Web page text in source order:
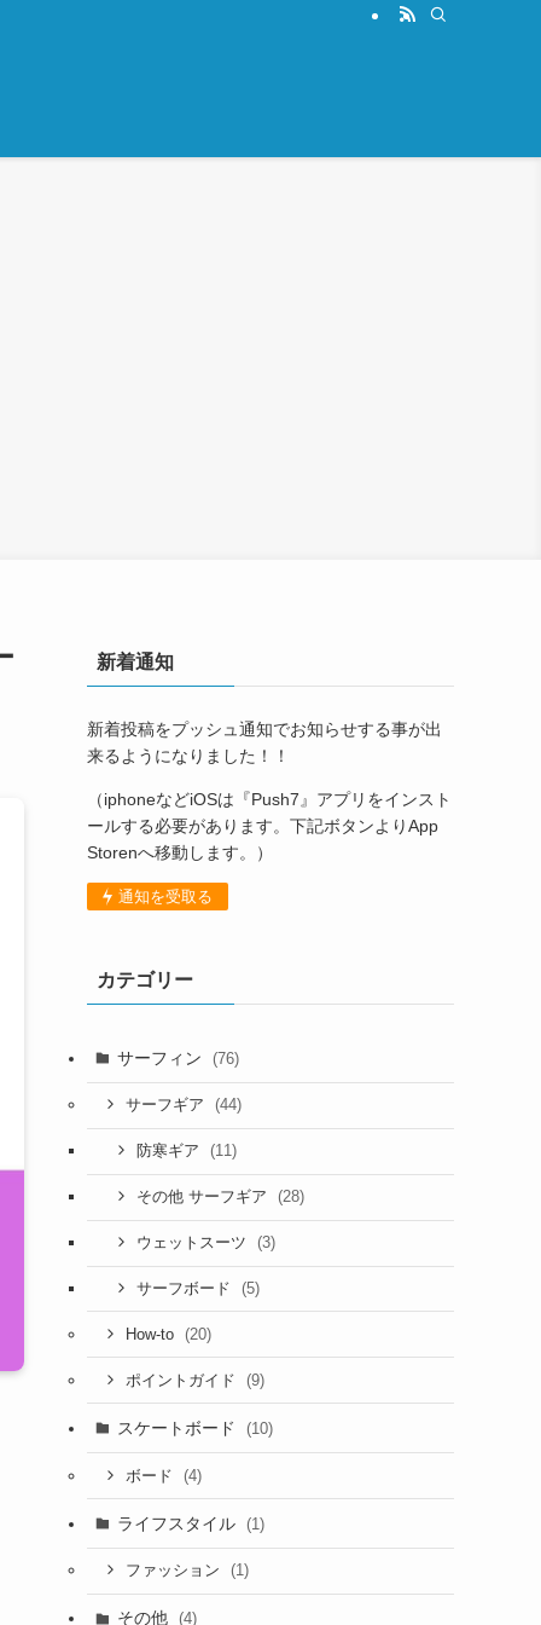
新着通知
新着投稿をプッシュ通知でお知らせする事が出
来るようになりました！！
（iphoneなどiOSは『Push7』アプリをインスト
ールする必要があります。下記ボタンよりApp
Storenへ移動します。）
通知を受取る
カテゴリー
サーフィン (76)
サーフギア (44)
防寒ギア (11)
その他 サーフギア (28)
ウェットスーツ (3)
サーフボード (5)
How-to (20)
ポイントガイド (9)
スケートボード (10)
ボード (4)
ライフスタイル (1)
ファッション (1)
その他 (4)